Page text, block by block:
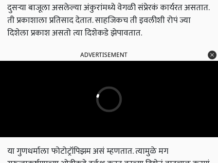
दुसऱ्या बाजूला असलेल्या अंकुरांमध्ये वेगळी संप्रेरकं कार्यरत असतात.
ती प्रकाशाला प्रतिसाद देतात. साहजिकच ती इवलीशी रोपं ज्या
दिशेला प्रकाश असतो त्या दिशेकडे झेपावतात.
ADVERTISEMENT
या गुणधर्माला फोटोट्रॉपिझम असं म्हणतात. त्यामुळे मग